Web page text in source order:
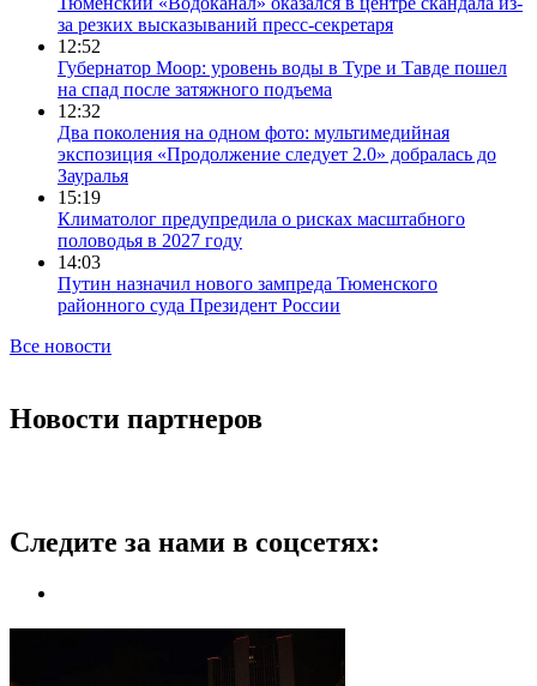
за резких высказываний пресс-секретаря
12:52
Губернатор Моор: уровень воды в Туре и Тавде пошел
на спад после затяжного подъема
12:32
Два поколения на одном фото: мультимедийная
экспозиция «Продолжение следует 2.0» добралась до
Зауралья
15:19
Климатолог предупредила о рисках масштабного
половодья в 2027 году
14:03
Путин назначил нового зампреда Тюменского
районного суда Президент России
Все новости
Новости партнеров
Следите за нами в соцсетях: